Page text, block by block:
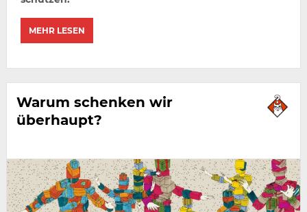
MEHR LESEN
Warum schenken wir
überhaupt?